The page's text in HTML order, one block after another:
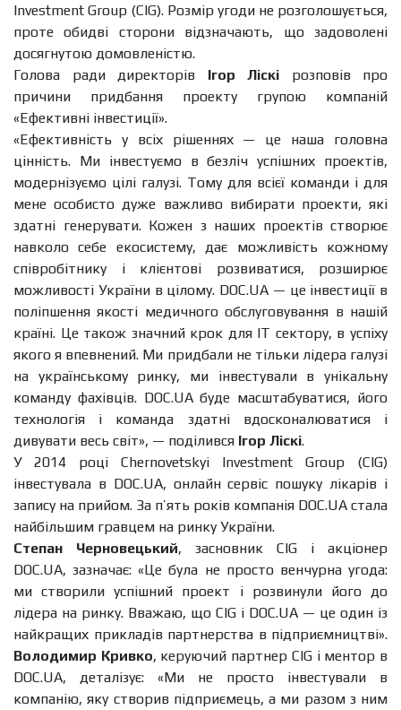
Investment Group (CIG). Розмір угоди не розголошується,
проте обидві сторони відзначають, що задоволені
досягнутою домовленістю.
Голова ради директорів Ігор Ліскі розповів про
причини придбання проекту групою компаній
«Ефективні інвестиції».
«Ефективність у всіх рішеннях — це наша головна
цінність. Ми інвестуємо в безліч успішних проектів,
модернізуємо цілі галузі. Тому для всієї команди і для
мене особисто дуже важливо вибирати проекти, які
здатні генерувати. Кожен з наших проектів створює
навколо себе екосистему, дає можливість кожному
співробітнику і клієнтові розвиватися, розширює
можливості України в цілому. DOC.UA — це інвестиції в
поліпшення якості медичного обслуговування в нашій
країні. Це також значний крок для IT сектору, в успіху
якого я впевнений. Ми придбали не тільки лідера галузі
на українському ринку, ми інвестували в унікальну
команду фахівців. DOC.UA буде масштабуватися, його
технологія і команда здатні вдосконалюватися і
дивувати весь світ», — поділився Ігор Ліскі.
У 2014 році Chernovetskyi Investment Group (CIG)
інвестувала в DOC.UA, онлайн сервіс пошуку лікарів і
запису на прийом. За п’ять років компанія DOC.UA стала
найбільшим гравцем на ринку України.
Степан Черновецький, засновник CIG і акціонер
DOC.UA, зазначає: «Це була не просто венчурна угода:
ми створили успішний проект і розвинули його до
лідера на ринку. Вважаю, що CIG і DOC.UA — це один із
найкращих прикладів партнерства в підприємництві».
Володимир Кривко, керуючий партнер CIG і ментор в
DOC.UA, деталізує: «Ми не просто інвестували в
компанію, яку створив підприємець, а ми разом з ним